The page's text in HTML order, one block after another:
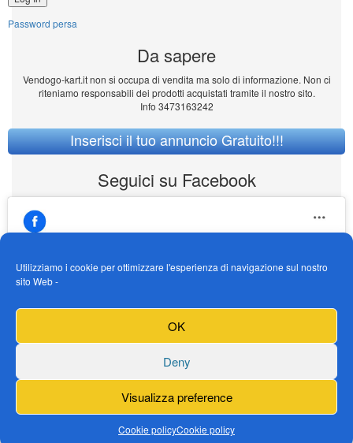
Utilizziamo i cookie per ottimizzare l'esperienza di navigazione sul nostro
sito Web -
OK
Deny
Visualizza preference
Cookie policyCookie policy
Password persa
Da sapere
Vendogo-kart.it non si occupa di vendita ma solo di informazione. Non ci
riteniamo responsabili dei prodotti acquistati tramite il nostro sito.
Info 3473163242
Inserisci il tuo annuncio Gratuito!!!
Seguici su Facebook
https://www.facebook.com/Vendogokartit/
Fai clic per accettare i cookie marketing e
abilitare questo contenuto